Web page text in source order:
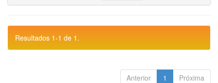
Resultados 1-1 de 1.
Anterior 1 Próxima